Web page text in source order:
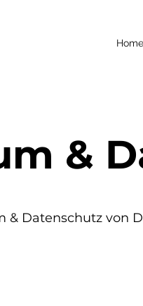
Home
&
Datenschutz von